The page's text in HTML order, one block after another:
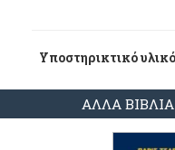
Υποστηρικτικό
ΑΛΛΑ